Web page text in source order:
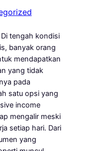
tengah kondisi
banyak orang
mendapatkan
yang tidak
pada
satu opsi yang
income
mengalir meski
setiap hari. Dari
yang